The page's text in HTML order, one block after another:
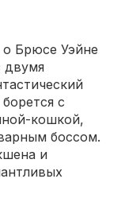
Брюсе Уэйне
двумя
с
кошкой,
боссом.
и